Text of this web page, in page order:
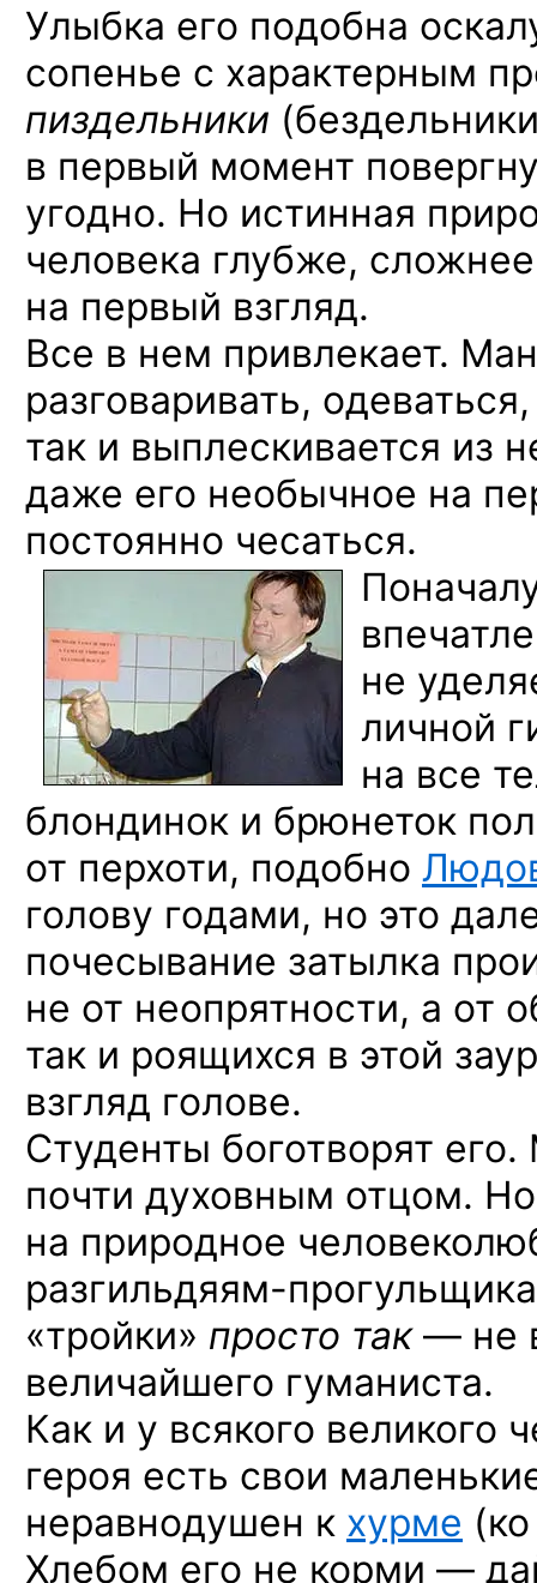
Улыбка его подобна
сопенье с характерным
пиздельники
в первый момент
угодно. Но истинная
человека глубже,
на первый взгляд.
Все в нем привлекает.
разговаривать,
так и выплескивается из
даже его необычное на
постоянно чесаться.
не
личной
на все
блондинок и брюнеток
от перхоти, подобно
голову годами, но это
почесывание затылка
не от неопрятности, а от
так и роящихся в этой
взгляд голове.
Студенты боготворят
почти духовным отцом.
на природное
разгильдяям-
«тройки» просто так— не
величайшего гуманиста.
Как и у всякого великого
героя есть свои
неравнодушен к хурме
Хлебом его не корми —